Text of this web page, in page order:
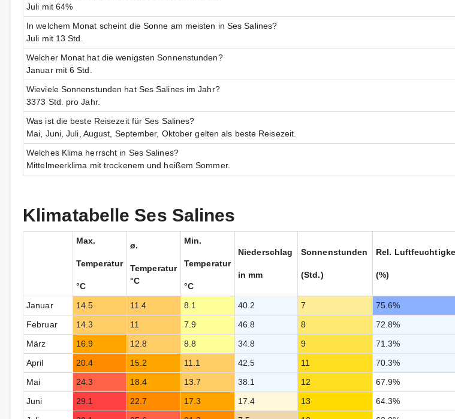
Juli mit 64%
In welchem Monat scheint die Sonne am meisten in Ses Salines?
Juli mit 13 Std.
Welcher Monat hat die wenigsten Sonnenstunden?
Januar mit 6 Std.
Wieviele Sonnenstunden hat Ses Salines im Jahr?
3373 Std. pro Jahr.
Was ist die beste Reisezeit für Ses Salines?
Mai, Juni, Juli, August, September, Oktober gelten als beste Reisezeit.
Welches Klima herrscht in Ses Salines?
Mittelmeerklima mit trockenem und heißem Sommer.
Klimatabelle Ses Salines
Max.
Temperatur
°C
ø.
Temperatur
°C
Min.
Temperatur
°C
Niederschlag
in mm
Sonnenstunden
(Std.)
Rel.
(%)
Januar 14.5 11.4 8.1 40.2 7 75.6%
Februar 14.3 11 7.9 46.8 8 72.8%
März 16.9 12.8 8.8 34.8 9 71.3%
April 20.4 15.2 11.1 42.5 11 70.3%
Mai 24.3 18.4 13.7 38.1 12 67.9%
Juni 29.1 22.7 17.3 17.4 13 64.3%